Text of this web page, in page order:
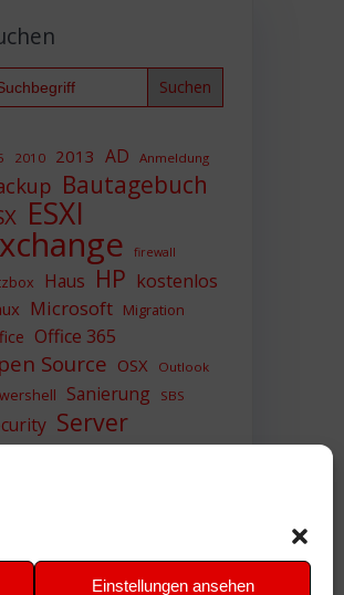
Einstellungen ansehen
2010 2013 AD Anmeldung
Bautagebuch
ESXI
firewall
Haus HP kostenlos
Microsoft Migration
Office 365
Source OSX Outlook
Sanierung SBS
Server
SIEM
VPN WAZUH